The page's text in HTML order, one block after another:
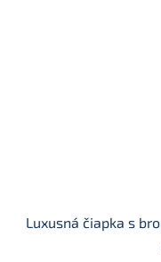
Luxusná čiapka s